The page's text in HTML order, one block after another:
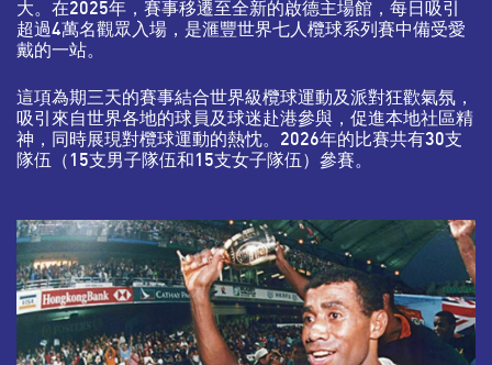
大。在2025年，賽事移遷至全新的啟德主場館，每日吸引
超過4萬名觀眾入場，是滙豐世界七人欖球系列賽中備受愛
戴的一站。
這項為期三天的賽事結合世界級欖球運動及派對狂歡氣氛，
吸引來自世界各地的球員及球迷赴港參與，促進本地社區精
神，同時展現對欖球運動的熱忱。2026年的比賽共有30支
隊伍（15支男子隊伍和15支女子隊伍）參賽。